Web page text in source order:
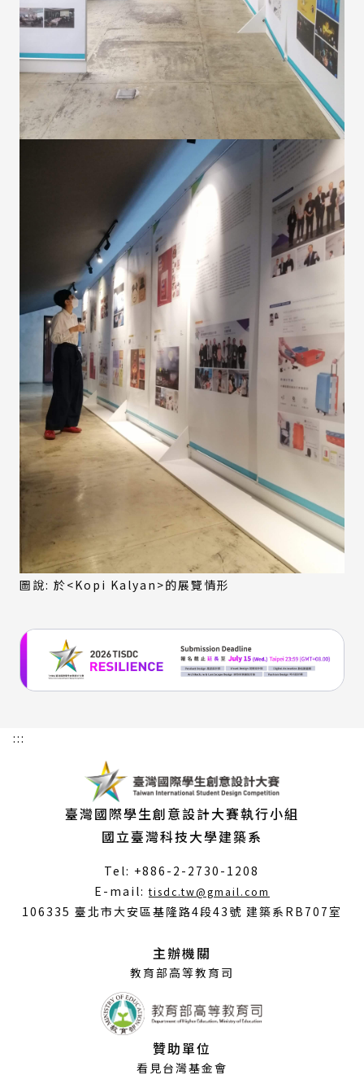
圖說: 於<Kopi Kalyan>的展覽情形
:::
臺灣國際學生創意設計大賽執行小組
國立臺灣科技大學建築系
Tel: +886-2-2730-1208
E-mail:tisdc.tw@gmail.com
開
106335 臺北市大安區基隆路4段43號 建築系RB707室
主辦機關
教育部高等教育司
贊助單位
看見台灣基金會